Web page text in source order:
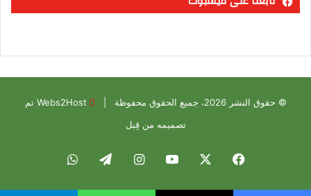
© حقوق النشر 2026، جميع الحقوق محفوظة |
Webs2Host تم
تصميمه من قِبل
فيسبوك يوتيوب انستقرام تيلقرام